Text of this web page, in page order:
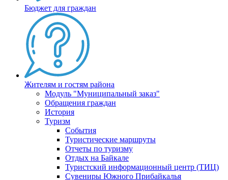
Бюджет для граждан
Жителям и гостям района
Модуль "Муниципальный заказ"
Обращения граждан
История
Туризм
События
Туристические маршруты
Отчеты по туризму
Отдых на Байкале
Туристский информационный центр (ТИЦ)
Сувениры Южного Прибайкалья